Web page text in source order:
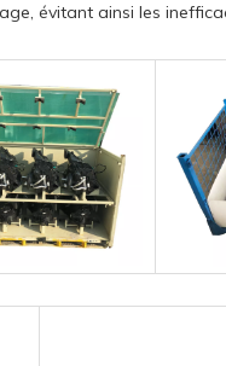
évitant ainsi les